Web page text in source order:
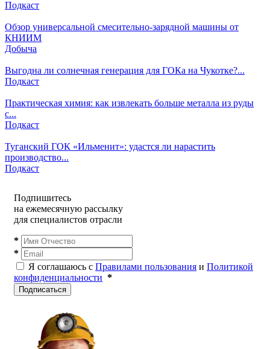
Подкаст
Обзор универсальной смесительно-зарядной машины от
КНИИМ
Добыча
Выгодна ли солнечная генерация для ГОКа на Чукотке?...
Подкаст
Практическая химия: как извлекать больше металла из руды
с...
Подкаст
Туганский ГОК «Ильменит»: удастся ли нарастить
производство...
Подкаст
Подпишитесь
на ежемесячную рассылку
для специалистов отрасли
*
*
Я соглашаюсь с Правилами пользования и Политикой
конфиденциальности *
Подписаться